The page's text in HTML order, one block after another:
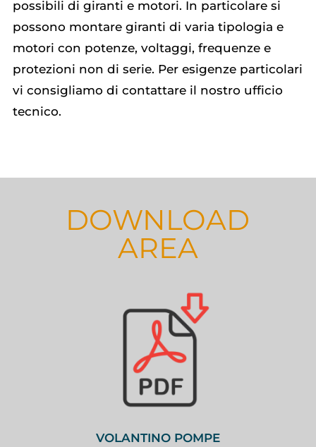
possibili di giranti e motori. In particolare si
possono montare giranti di varia tipologia e
motori con potenze, voltaggi, frequenze e
protezioni non di serie. Per esigenze particolari
vi consigliamo di contattare il nostro ufficio
tecnico.
DOWNLOAD
AREA
VOLANTINO POMPE